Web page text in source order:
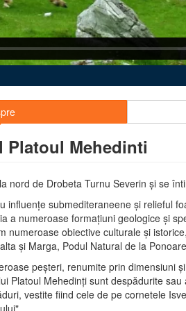
Platoul Mehedinti
nord de Drobeta Turnu Severin şi se
influenţe submediteraneene şi relieful
a numeroase formaţiuni geologice şi
numeroase obiective culturale şi
şi Marga, Podul Natural de la
peşteri, renumite prin dimensiuni
Platoul Mehedinţi sunt despădurite
vestite fiind cele de pe cornetele